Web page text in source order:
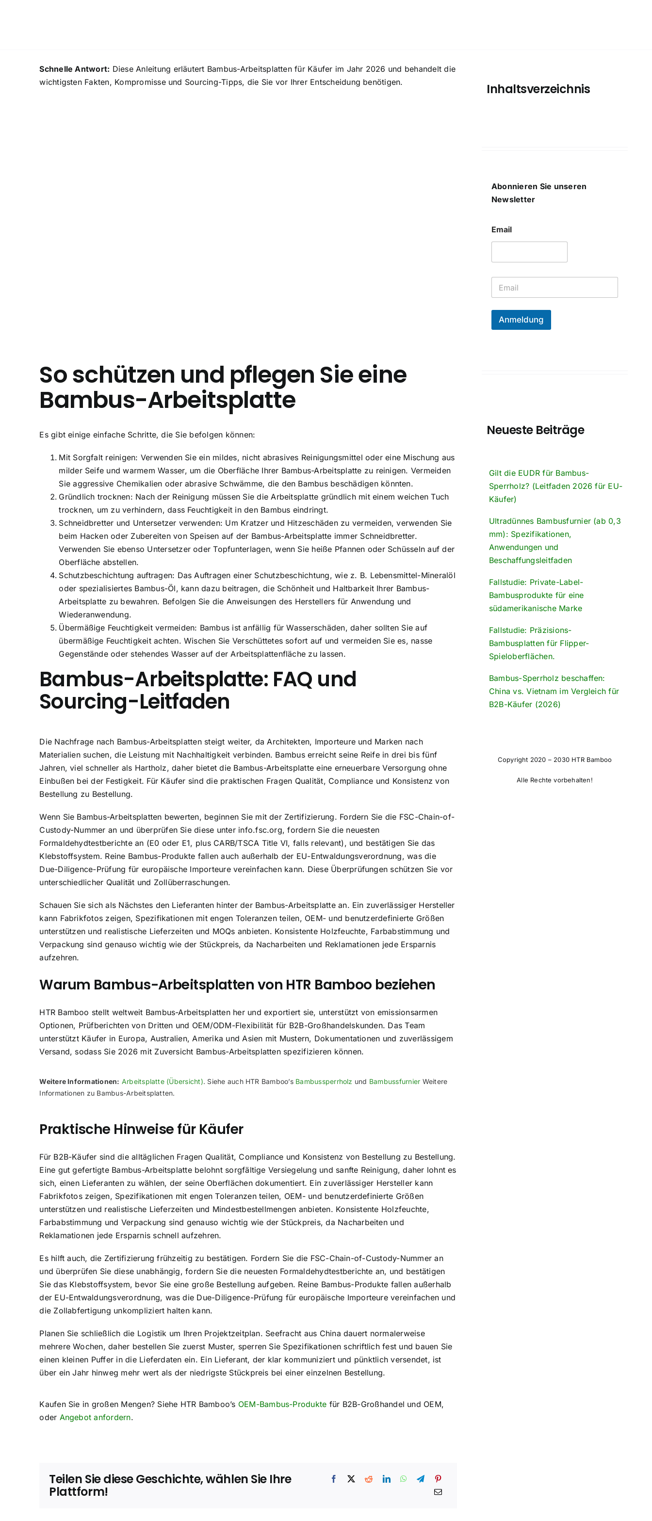
Schnelle Antwort: Diese Anleitung erläutert Bambus-Arbeitsplatten für Käufer im Jahr 2026 und behandelt die
wichtigsten Fakten, Kompromisse und Sourcing-Tipps, die Sie vor Ihrer Entscheidung benötigen.
So schützen und pflegen Sie eine
Bambus-Arbeitsplatte
Es gibt einige einfache Schritte, die Sie befolgen können:
Mit Sorgfalt reinigen: Verwenden Sie ein mildes, nicht abrasives Reinigungsmittel oder eine Mischung aus
milder Seife und warmem Wasser, um die Oberfläche Ihrer Bambus-Arbeitsplatte zu reinigen. Vermeiden
Sie aggressive Chemikalien oder abrasive Schwämme, die den Bambus beschädigen könnten.
Gründlich trocknen: Nach der Reinigung müssen Sie die Arbeitsplatte gründlich mit einem weichen Tuch
trocknen, um zu verhindern, dass Feuchtigkeit in den Bambus eindringt.
Schneidbretter und Untersetzer verwenden: Um Kratzer und Hitzeschäden zu vermeiden, verwenden Sie
beim Hacken oder Zubereiten von Speisen auf der Bambus-Arbeitsplatte immer Schneidbretter.
Verwenden Sie ebenso Untersetzer oder Topfunterlagen, wenn Sie heiße Pfannen oder Schüsseln auf der
Oberfläche abstellen.
Schutzbeschichtung auftragen: Das Auftragen einer Schutzbeschichtung, wie z. B. Lebensmittel-Mineralöl
oder spezialisiertes Bambus-Öl, kann dazu beitragen, die Schönheit und Haltbarkeit Ihrer Bambus-
Arbeitsplatte zu bewahren. Befolgen Sie die Anweisungen des Herstellers für Anwendung und
Wiederanwendung.
Übermäßige Feuchtigkeit vermeiden: Bambus ist anfällig für Wasserschäden, daher sollten Sie auf
übermäßige Feuchtigkeit achten. Wischen Sie Verschüttetes sofort auf und vermeiden Sie es, nasse
Gegenstände oder stehendes Wasser auf der Arbeitsplattenfläche zu lassen.
Bambus-Arbeitsplatte: FAQ und
Sourcing-Leitfaden
Die Nachfrage nach Bambus-Arbeitsplatten steigt weiter, da Architekten, Importeure und Marken nach
Materialien suchen, die Leistung mit Nachhaltigkeit verbinden. Bambus erreicht seine Reife in drei bis fünf
Jahren, viel schneller als Hartholz, daher bietet die Bambus-Arbeitsplatte eine erneuerbare Versorgung ohne
Einbußen bei der Festigkeit. Für Käufer sind die praktischen Fragen Qualität, Compliance und Konsistenz von
Bestellung zu Bestellung.
Wenn Sie Bambus-Arbeitsplatten bewerten, beginnen Sie mit der Zertifizierung. Fordern Sie die FSC-Chain-of-
Custody-Nummer an und überprüfen Sie diese unter info.fsc.org, fordern Sie die neuesten
Formaldehydtestberichte an (E0 oder E1, plus CARB/TSCA Title VI, falls relevant), und bestätigen Sie das
Klebstoffsystem. Reine Bambus-Produkte fallen auch außerhalb der EU-Entwaldungsverordnung, was die
Due-Diligence-Prüfung für europäische Importeure vereinfachen kann. Diese Überprüfungen schützen Sie vor
unterschiedlicher Qualität und Zollüberraschungen.
Schauen Sie sich als Nächstes den Lieferanten hinter der Bambus-Arbeitsplatte an. Ein zuverlässiger Hersteller
kann Fabrikfotos zeigen, Spezifikationen mit engen Toleranzen teilen, OEM- und benutzerdefinierte Größen
unterstützen und realistische Lieferzeiten und MOQs anbieten. Konsistente Holzfeuchte, Farbabstimmung und
Verpackung sind genauso wichtig wie der Stückpreis, da Nacharbeiten und Reklamationen jede Ersparnis
aufzehren.
Warum Bambus-Arbeitsplatten von HTR Bamboo beziehen
HTR Bamboo stellt weltweit Bambus-Arbeitsplatten her und exportiert sie, unterstützt von emissionsarmen
Optionen, Prüfberichten von Dritten und OEM/ODM-Flexibilität für B2B-Großhandelskunden. Das Team
unterstützt Käufer in Europa, Australien, Amerika und Asien mit Mustern, Dokumentationen und zuverlässigem
Versand, sodass Sie 2026 mit Zuversicht Bambus-Arbeitsplatten spezifizieren können.
Weitere Informationen: Arbeitsplatte (Übersicht). Siehe auch HTR Bamboo’s Bambussperrholz und Bambussfurnier Weitere
Informationen zu Bambus-Arbeitsplatten.
Praktische Hinweise für Käufer
Für B2B-Käufer sind die alltäglichen Fragen Qualität, Compliance und Konsistenz von Bestellung zu Bestellung.
Eine gut gefertigte Bambus-Arbeitsplatte belohnt sorgfältige Versiegelung und sanfte Reinigung, daher lohnt es
sich, einen Lieferanten zu wählen, der seine Oberflächen dokumentiert. Ein zuverlässiger Hersteller kann
Fabrikfotos zeigen, Spezifikationen mit engen Toleranzen teilen, OEM- und benutzerdefinierte Größen
unterstützen und realistische Lieferzeiten und Mindestbestellmengen anbieten. Konsistente Holzfeuchte,
Farbabstimmung und Verpackung sind genauso wichtig wie der Stückpreis, da Nacharbeiten und
Reklamationen jede Ersparnis schnell aufzehren.
Es hilft auch, die Zertifizierung frühzeitig zu bestätigen. Fordern Sie die FSC-Chain-of-Custody-Nummer an
und überprüfen Sie diese unabhängig, fordern Sie die neuesten Formaldehydtestberichte an, und bestätigen
Sie das Klebstoffsystem, bevor Sie eine große Bestellung aufgeben. Reine Bambus-Produkte fallen außerhalb
der EU-Entwaldungsverordnung, was die Due-Diligence-Prüfung für europäische Importeure vereinfachen und
die Zollabfertigung unkompliziert halten kann.
Planen Sie schließlich die Logistik um Ihren Projektzeitplan. Seefracht aus China dauert normalerweise
mehrere Wochen, daher bestellen Sie zuerst Muster, sperren Sie Spezifikationen schriftlich fest und bauen Sie
einen kleinen Puffer in die Lieferdaten ein. Ein Lieferant, der klar kommuniziert und pünktlich versendet, ist
über ein Jahr hinweg mehr wert als der niedrigste Stückpreis bei einer einzelnen Bestellung.
Kaufen Sie in großen Mengen? Siehe HTR Bamboo’s OEM-Bambus-Produkte für B2B-Großhandel und OEM,
oder Angebot anfordern.
Teilen Sie diese Geschichte, wählen Sie Ihre
Plattform!
Inhaltsverzeichnis
Abonnieren Sie unseren
Newsletter
Email
E
a
i
*
Anmeldung
Neueste Beiträge
Gilt die EUDR für Bambus-
Sperrholz? (Leitfaden 2026 für EU-
Käufer)
Ultradünnes Bambusfurnier (ab 0,3
mm): Spezifikationen,
Anwendungen und
Beschaffungsleitfaden
Fallstudie: Private-Label-
Bambusprodukte für eine
südamerikanische Marke
Fallstudie: Präzisions-
Bambusplatten für Flipper-
Spieloberflächen.
Bambus-Sperrholz beschaffen:
China vs. Vietnam im Vergleich für
B2B-Käufer (2026)
Copyright 2020 – 2030 HTR Bamboo
Alle Rechte vorbehalten!